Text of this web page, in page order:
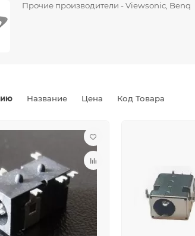
Прочие производители - Viewsonic, Benq
Название Цена Код Товара